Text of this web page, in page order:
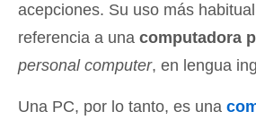
acepciones. Su uso más
referencia a una computadora
personal computer, en lengua
Una PC, por lo tanto, es una